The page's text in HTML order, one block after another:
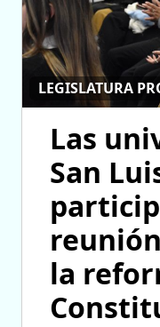
LEGISLATURA
Las
San
la